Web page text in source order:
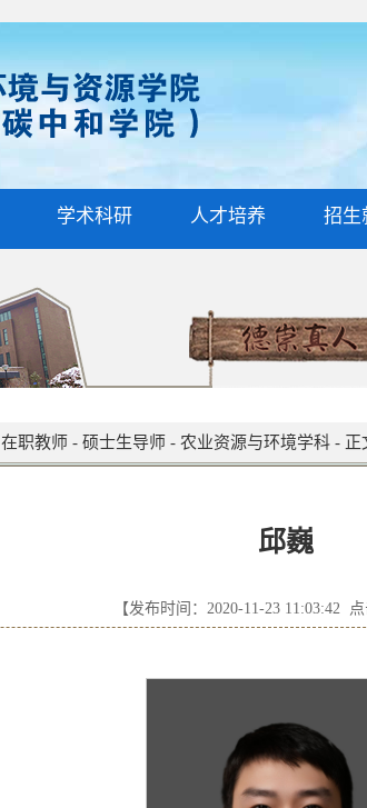
学术科研 人才培养 招生
在职教师 - 硕士生导师 - 农业资源与环境学科- 正
邱巍
【发布时间：2020-11-23 11:03:42 点